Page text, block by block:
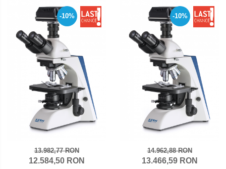
-10%
13.982,77 RON
12.584,50 RON
-10%
14.962,88 RON
13.466,59 RON